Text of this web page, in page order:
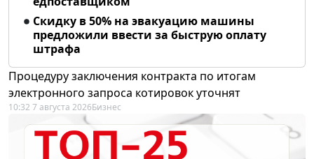
Скидку в 50% на эвакуацию машины
предложили ввести за быструю оплату
штрафа
Процедуру заключения контракта по итогам
электронного запроса котировок уточнят
10:32 7 августа 2026Бизнес